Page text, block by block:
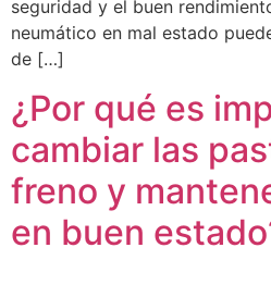
seguridad y el buen
neumático en mal estado
de […]
¿Por qué es
cambiar las
freno y
en buen